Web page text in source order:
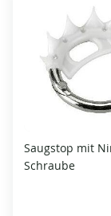
Saugstop mit
Schraube